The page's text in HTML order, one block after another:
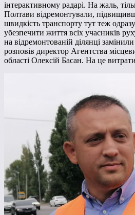
інтерактивному радарі. На жаль,
Полтави відремонтували,
швидкість транспорту тут теж
убезпечити життя всіх учасників
на відремонтованій ділянці
розповів директор Агентства
області Олексій Басан. На це